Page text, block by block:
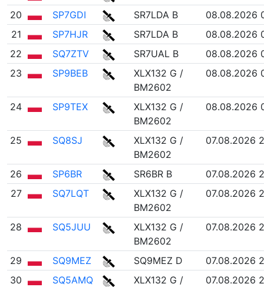
20
SP7GDI SR7LDA B
08.08.2026
21
SP7HJR SR7LDA B
08.08.2026
22
SQ7ZTV SR7UAL B
08.08.2026
23
SP9BEB
XLX132 G /
BM2602
08.08.2026
24 SP9TEX
XLX132 G /
BM2602
08.08.2026
25 SQ8SJ
XLX132 G /
BM2602
07.08.2026
26 SP6BR SR6BR B
07.08.2026
27
SQ7LQT
XLX132 G /
BM2602
07.08.2026
28 SQ5JUU
XLX132 G /
BM2602
07.08.2026
29 SQ9MEZ SQ9MEZ D
07.08.2026
30
SQ5AMQ
XLX132 G /
07.08.2026